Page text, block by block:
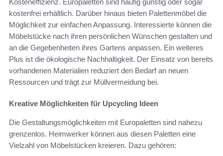
kostenfrei erhältlich. Darüber hinaus bieten Palettenmöbel die
Möglichkeit zur einfachen Anpassung. Interessierte können die
Möbelstücke nach ihren persönlichen Wünschen gestalten und
an die Gegebenheiten ihres Gartens anpassen. Ein weiteres
Plus ist die ökologische Nachhaltigkeit. Der Einsatz von bereits
vorhandenen Materialien reduziert den Bedarf an neuen
Ressourcen und trägt zur Müllvermeidung bei.
Kreative Möglichkeiten für Upcycling Ideen
Die Gestaltungsmöglichkeiten mit Europaletten sind nahezu
grenzenlos. Heimwerker können aus diesen Paletten eine
Vielzahl von Möbelstücken kreieren. Dazu gehören: